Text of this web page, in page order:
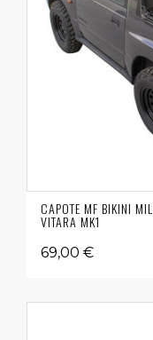
CAPOTE MF BIKINI
VITARA MK1
69,00 €